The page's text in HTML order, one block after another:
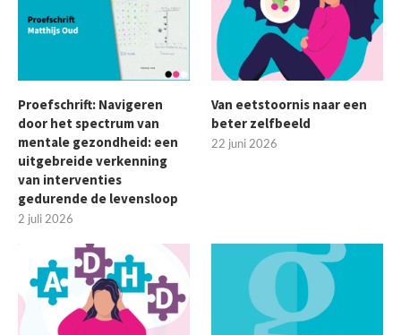
Proefschrift: Navigeren
door het spectrum van
mentale gezondheid: een
uitgebreide verkenning
van interventies
gedurende de levensloop
2 juli 2026
Van eetstoornis naar een
beter zelfbeeld
22 juni 2026